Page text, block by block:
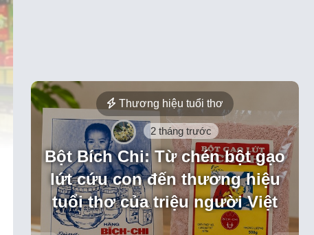
Thương hiệu tuổi thơ
2 tháng trước
Bột Bích Chi: Từ chén bột gạo
lứt cứu con đến thương hiệu
tuổi thơ của triệu người Việt